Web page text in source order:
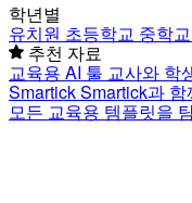
학년별
유치원 초등학교 중학교
추천 자료
교육용 AI 툴 교사와 학
SmartickSmartick과
모든 교육용 템플릿을